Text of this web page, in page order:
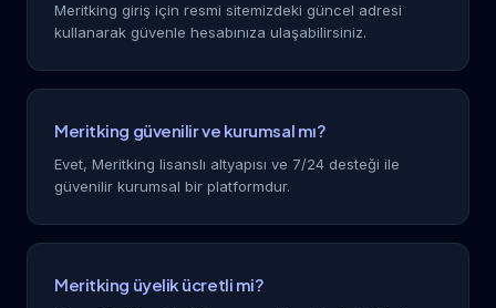
Meritking giriş için resmi sitemizdeki güncel adresi
kullanarak güvenle hesabınıza ulaşabilirsiniz.
Meritking güvenilir ve kurumsal mı?
Evet, Meritking lisanslı altyapısı ve 7/24 desteği ile
güvenilir kurumsal bir platformdur.
Meritking üyelik ücretli mi?